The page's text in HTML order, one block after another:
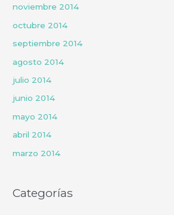
noviembre 2014
octubre 2014
septiembre 2014
agosto 2014
julio 2014
junio 2014
mayo 2014
abril 2014
marzo 2014
Categorías